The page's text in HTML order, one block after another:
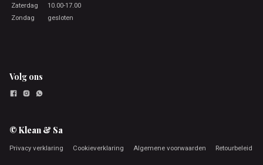
Zaterdag
10.00-17.00
Zondag
gesloten
Volg ons
© Klean & Sa
Privacy verklaring Cookieverklaring Algemene voorwaarden Retourbeleid